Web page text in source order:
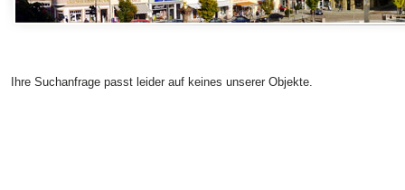
Ihre Suchanfrage passt leider auf keines unserer Objekte.